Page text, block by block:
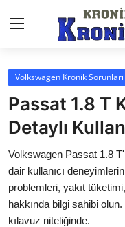
Anasayfa
Markalar
İletişim
Trafik & Cezalar
Sigorta & Kasko
Volkswagen Kronik Sorunları
Passat 1.8 T
Detaylı
Volkswagen Passat 1.8
dair kullanıcı
problemleri, yakıt
hakkında bilgi sahibi
kılavuz niteliğinde.